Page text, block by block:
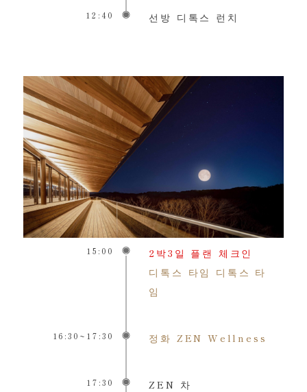
12:40 선방 디톡스 런치
15:00
2박3일 플랜 체크인
디톡스 타임 디톡스 타
임
16:30~17:30 정화 ZEN Wellness
17:30 ZEN 차